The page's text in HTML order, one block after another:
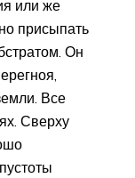
или же
присыпать
Он
Все
Сверху